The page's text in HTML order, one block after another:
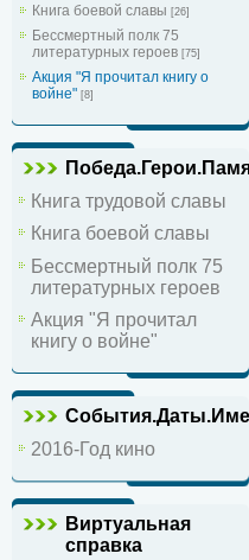
Книга боевой славы [26]
Бессмертный полк 75
литературных героев [75]
Акция "Я прочитал книгу о
войне" [8]
Книга трудовой славы
Книга боевой славы
Бессмертный полк 75
литературных героев
Акция "Я прочитал
книгу о войне"
2016-Год кино
Виртуальная
справка